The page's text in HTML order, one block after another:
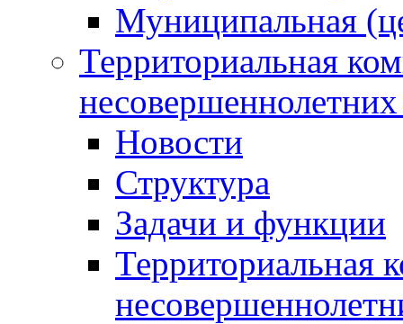
Муниципальная
Территориальная
Новости
Структура
Задачи и функции
Территориальная